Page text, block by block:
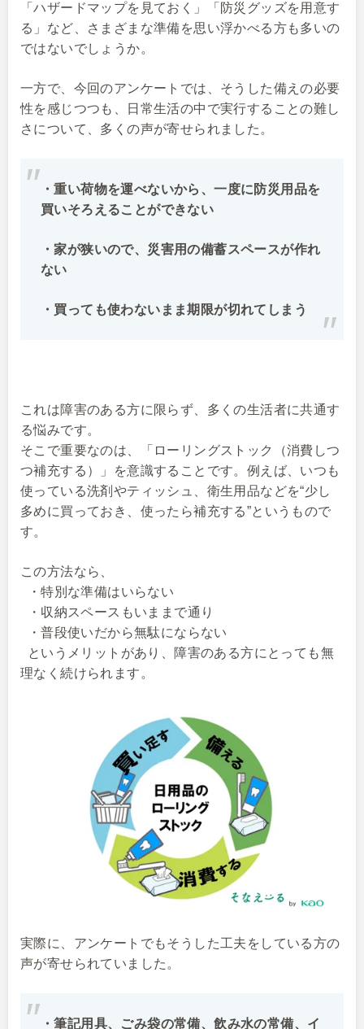
「ハザードマップを見ておく」「防災グッズを用意す
る」など、さまざまな準備を思い浮かべる方も多いの
ではないでしょうか。
一方で、今回のアンケートでは、そうした備えの必要
性を感じつつも、日常生活の中で実行することの難し
さについて、多くの声が寄せられました。
・重い荷物を運べないから、一度に防災用品を
買いそろえることができない
・家が狭いので、災害用の備蓄スペースが作れ
ない
・買っても使わないまま期限が切れてしまう
これは障害のある方に限らず、多くの生活者に共通す
る悩みです。
そこで重要なのは、「ローリングストック（消費しつ
つ補充する）」を意識することです。例えば、いつも
使っている洗剤やティッシュ、衛生用品などを“少し
多めに買っておき、使ったら補充する”というもので
す。
この方法なら、
・特別な準備はいらない
・収納スペースもいままで通り
・普段使いだから無駄にならない
というメリットがあり、障害のある方にとっても無
理なく続けられます。
実際に、アンケートでもそうした工夫をしている方の
声が寄せられていました。
・筆記用具、ごみ袋の常備、飲み水の常備、イ